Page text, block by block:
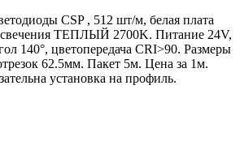
CSP , 512 шт/м, белая плата
ТЕПЛЫЙ 2700K. Питание 24V,
140°, цветопередача CRI>90. Размеры
62.5мм. Пакет 5м. Цена за 1м.
установка на профиль.